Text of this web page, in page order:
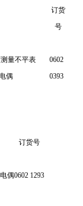
订货
号
量不平表
偶
0602
0393
订货号
偶0602 1293